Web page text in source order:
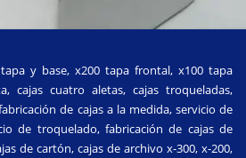
y base, x200 tapa frontal, x100 tapa
cajas cuatro aletas, cajas troqueladas,
de cajas a la medida, servicio de
de troquelado, fabricación de cajas de
de cartón, cajas de archivo x-300, x-200,